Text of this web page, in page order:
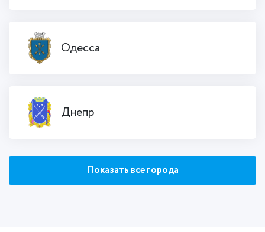
Одесса
Днепр
Показать все города